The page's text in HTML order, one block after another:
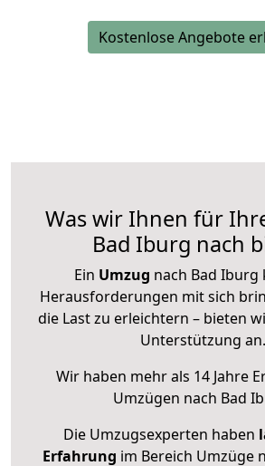
Kostenlose Angebote
Was wir Ihnen für
Bad Iburg nach
Ein Umzug nach Bad Iburg
Herausforderungen mit sich
die Last zu erleichtern – bieten
Unterstützung an.
Wir haben mehr als 14 Jahre
Umzügen nach Bad
Die Umzugsexperten haben
Erfahrung im Bereich Umzüge